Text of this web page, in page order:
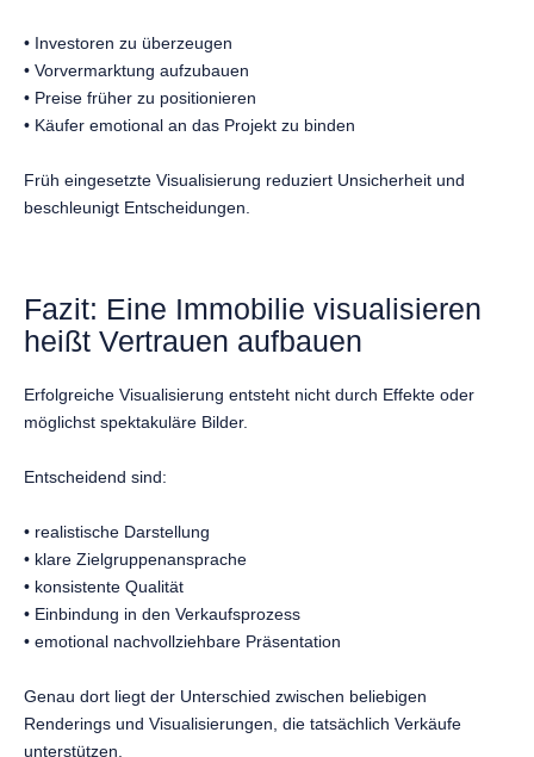
• Investoren zu überzeugen
• Vorvermarktung aufzubauen
• Preise früher zu positionieren
• Käufer emotional an das Projekt zu binden
Früh eingesetzte Visualisierung reduziert Unsicherheit und
beschleunigt Entscheidungen.
Fazit: Eine Immobilie visualisieren
heißt Vertrauen aufbauen
Erfolgreiche Visualisierung entsteht nicht durch Effekte oder
möglichst spektakuläre Bilder.
Entscheidend sind:
• realistische Darstellung
• klare Zielgruppenansprache
• konsistente Qualität
• Einbindung in den Verkaufsprozess
• emotional nachvollziehbare Präsentation
Genau dort liegt der Unterschied zwischen beliebigen
Renderings und Visualisierungen, die tatsächlich Verkäufe
unterstützen.